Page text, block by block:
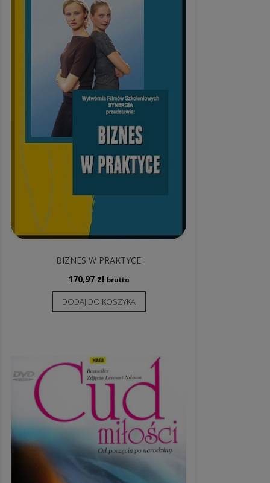
BIZNES W PRAKTYCE
170,97 zł brutto
DODAJ DO KOSZYKA